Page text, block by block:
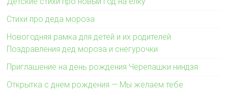
Стихи про деда мороза
Новогодняя рамка для детей и их родителей
Поздравления дед мороза и снегурочки
Приглашение на день рождения Черепашки ниндзя
Открытка с днем рождения — Мы желаем тебе